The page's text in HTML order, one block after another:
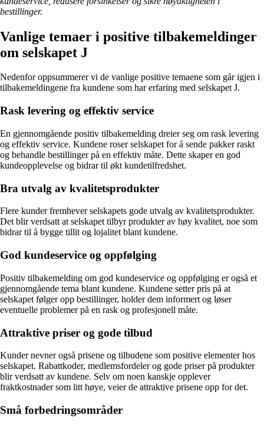
bestillinger.
Vanlige temaer i positive tilbakemeldinger
om selskapet J
Nedenfor oppsummerer vi de vanlige positive temaene som går igjen i
tilbakemeldingene fra kundene som har erfaring med selskapet J.
Rask levering og effektiv service
En gjennomgående positiv tilbakemelding dreier seg om rask levering
og effektiv service. Kundene roser selskapet for å sende pakker raskt
og behandle bestillinger på en effektiv måte. Dette skaper en god
kundeopplevelse og bidrar til økt kundetilfredshet.
Bra utvalg av kvalitetsprodukter
Flere kunder fremhever selskapets gode utvalg av kvalitetsprodukter.
Det blir verdsatt at selskapet tilbyr produkter av høy kvalitet, noe som
bidrar til å bygge tillit og lojalitet blant kundene.
God kundeservice og oppfølging
Positiv tilbakemelding om god kundeservice og oppfølging er også et
gjennomgående tema blant kundene. Kundene setter pris på at
selskapet følger opp bestillinger, holder dem informert og løser
eventuelle problemer på en rask og profesjonell måte.
Attraktive priser og gode tilbud
Kunder nevner også prisene og tilbudene som positive elementer hos
selskapet. Rabattkoder, medlemsfordeler og gode priser på produkter
blir verdsatt av kundene. Selv om noen kanskje opplever
fraktkostnader som litt høye, veier de attraktive prisene opp for det.
Små forbedringsområder